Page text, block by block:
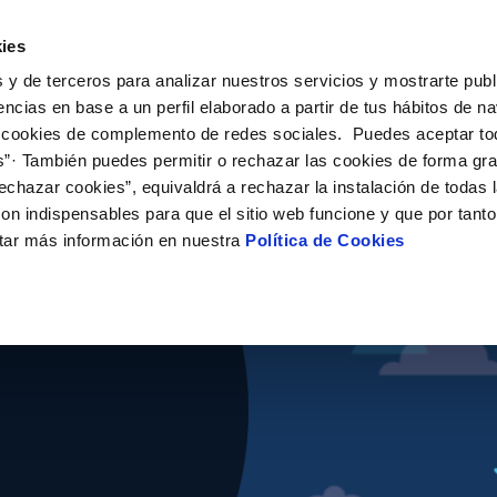
y de terceros para analizar nuestros servicios y mostrarte
en base a un perfil elaborado a partir de tus hábitos de
de complemento de redes sociales. Puedes aceptar
También puedes permitir o rechazar las cookies de forma
cookies”, equivaldrá a rechazar la instalación de todas
indispensables para que el sitio web funcione y que por
más información en nuestra Política de Cookies
de titular
de suministro
MODIFICACIÓN DE DATOS
Actualizar datos bancarios
Actualizar datos de domicilio
Tu Servicio
AL CLIENTE
contacto
interés
y afectaciones
COMPROMISO DE SERVICIO
Customer Counsel (Defensa del
Normativa del servicio
Tu Agua
del agua
ACTUACIONES EN LA RED
Conócenos
DE GESTIÓN Y CERTIFICADOS
CONTRATACIÓN
Condiciones Generales de
Contrataciones
"Jóvenes